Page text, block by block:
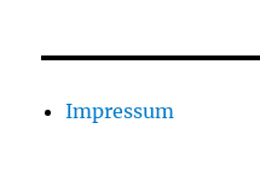
Impressum